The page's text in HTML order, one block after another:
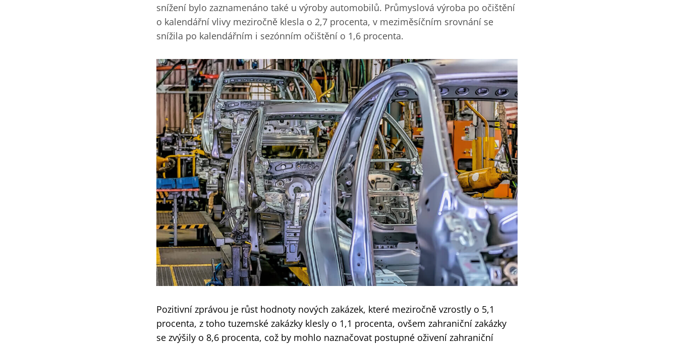
snížení bylo zaznamenáno také u výroby automobilů. Průmyslová výroba po očištění
o kalendářní vlivy meziročně klesla o 2,7 procenta, v meziměsíčním srovnání se
snížila po kalendářním i sezónním očištění o 1,6 procenta.
Pozitivní zprávou je růst hodnoty nových zakázek, které meziročně vzrostly o 5,1
procenta, z toho tuzemské zakázky klesly o 1,1 procenta, ovšem zahraniční zakázky
se zvýšily o 8,6 procenta, což by mohlo naznačovat postupné oživení zahraniční